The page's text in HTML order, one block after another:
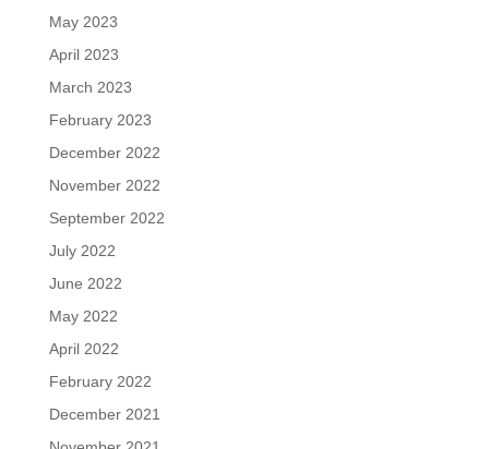
May 2023
April 2023
March 2023
February 2023
December 2022
November 2022
September 2022
July 2022
June 2022
May 2022
April 2022
February 2022
December 2021